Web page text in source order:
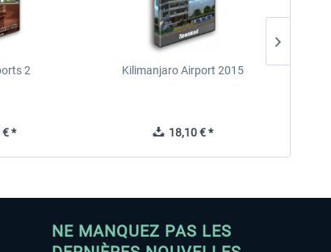
2
*
Kilimanjaro Airport 2015
18,10 € *
NE MANQUEZ PAS LES